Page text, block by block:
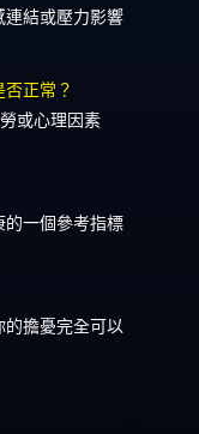
連結或壓力影響
正常？
或心理因素
的一個參考指標
擔憂完全可以